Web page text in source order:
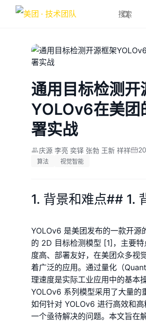
通用目标检测开
YOLOv6在美团
署实战
庆源 李亮 奕铎 张勃 王新 祥祥
算法 视觉智能
1. 背景和难点## 1.
YOLOv6 是美团发布的一款开源
的 2D 目标检测模型 [1]，主要
度高、部署友好，在美团众多视
着广泛的应用。通过量化（
理速度是实际工业应用中的基本
YOLOv6 系列模型采用了大量的
如何针对 YOLOv6 进行高效和
一个亟待解决的问题。本文旨在